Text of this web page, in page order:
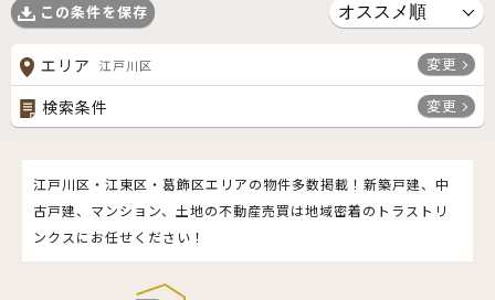
この条件を保存
エリア 江戸川区 変更
検索条件 変更
江戸川区・江東区・葛飾区エリアの物件多数掲載！新築戸建、中
古戸建、マンション、土地の不動産売買は地域密着のトラストリ
ンクスにお任せください！